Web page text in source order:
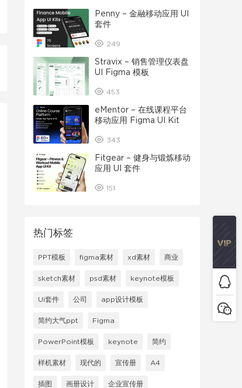
Penny – 金融移动应用 UI
套件
249
Stravix – 销售管理仪表盘
UI Figma 模板
453
eMentor – 在线课程平台
移动应用 Figma UI Kit
343
Fitgear – 健身与锻炼移动
应用 UI 套件
151
热门标签
PPT模板 figma素材 xd素材 商业
sketch素材 psd素材 keynote模板
Ui套件 公司 app设计模板
简约大气ppt Figma
PowerPoint模板 keynote 简约
样机素材 现代的 宣传册 A4
插图 画册设计 企业宣传册